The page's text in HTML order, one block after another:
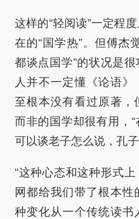
这样的“轻阅读”一定程
在的“国学热”。但傅杰
都谈点国学”的状况是
人并不一定懂《论语》
至根本没有看过原著，
而非的国学却很有用，
可以谈老子怎么说，孔
“这种心态和这种形式
网都给我们带了根本性
种变化从一个传统读书